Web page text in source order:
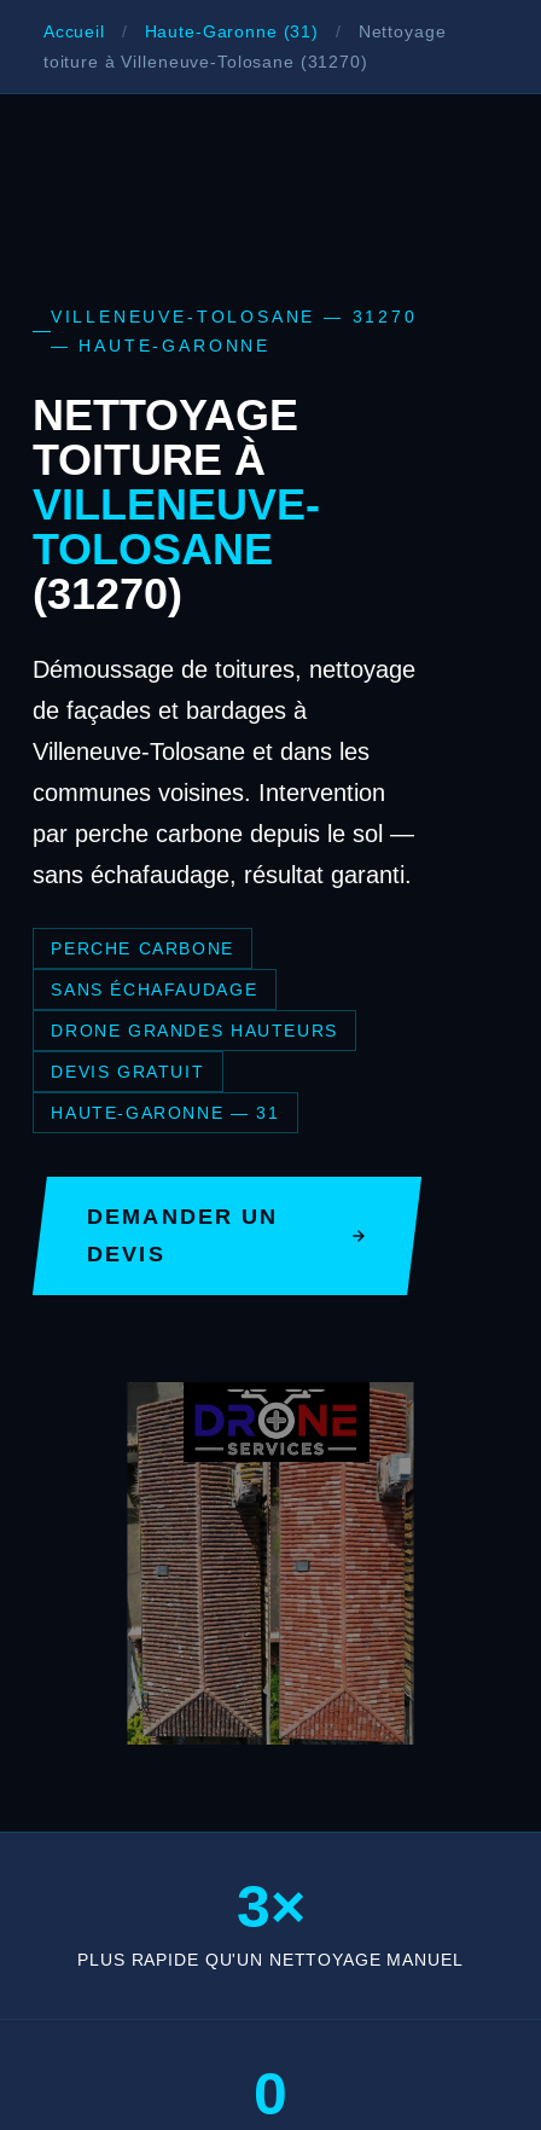
Accueil / Haute-Garonne (31) /
Nettoyage
toiture à Villeneuve-Tolosane (31270)
VILLENEUVE-TOLOSANE — 31270
— HAUTE-GARONNE
NETTOYAGE
TOITURE À
VILLENEUVE-
TOLOSANE
(31270)
Démoussage de toitures, nettoyage
de façades et bardages à
Villeneuve-Tolosane et dans les
communes voisines. Intervention
par perche carbone depuis le sol —
sans échafaudage, résultat garanti.
PERCHE CARBONE
SANS ÉCHAFAUDAGE
DRONE GRANDES HAUTEURS
DEVIS GRATUIT
HAUTE-GARONNE — 31
DEMANDER UN
DEVIS
3×
PLUS RAPIDE QU'UN NETTOYAGE MANUEL
0